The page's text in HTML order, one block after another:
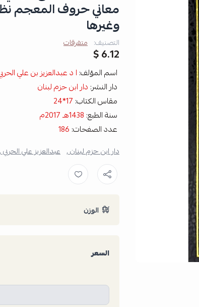
معاني حروف المعجم
وغيرها
التصنيف: متفرقات
6.12 $
اسم المؤلف: ا د عبدالعزيز بن علي
دار النشر: دار ابن حزم لبنان
مقاس الكتاب: 17*24
سنة الطبع: 1438هـ 2017م
عدد الصفحات: 186
دار ابن حزم لبنان , عبدالعزيز علي الحربي ,
الوزن
السعر